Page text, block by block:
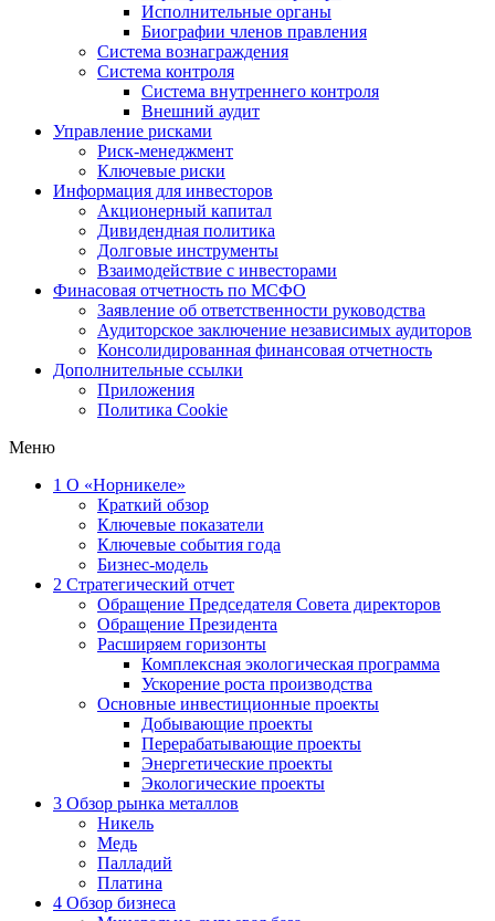
Исполнительные органы
Биографии членов правления
Система вознаграждения
Система контроля
Система внутреннего контроля
Внешний аудит
Управление рисками
Риск-менеджмент
Ключевые риски
Информация для инвесторов
Акционерный капитал
Дивидендная политика
Долговые инструменты
Взаимодействие с инвеcторами
Финасовая отчетность по МСФО
Заявление об ответственности руководства
Аудиторское заключение независимых аудиторов
Консолидированная финансовая отчетность
Дополнительные ссылки
Приложения
Политика Cookie
Меню
1 О «Норникеле»
Краткий обзор
Ключевые показатели
Ключевые события года
Бизнес-модель
2 Стратегический отчет
Обращение Председателя Совета директоров
Обращение Президента
Расширяем горизонты
Комплексная экологическая программа
Ускорение роста производства
Основные инвестиционные проекты
Добывающие проекты
Перерабатывающие проекты
Энергетические проекты
Экологические проекты
3 Обзор рынка металлов
Никель
Медь
Палладий
Платина
4 Обзор бизнеса